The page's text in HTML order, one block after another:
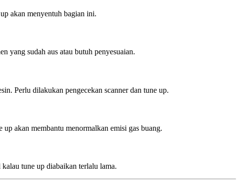
akan menyentuh bagian ini.
yang sudah aus atau butuh penyesuaian.
Perlu dilakukan pengecekan scanner dan tune up.
akan membantu menormalkan emisi gas buang.
tune up diabaikan terlalu lama.